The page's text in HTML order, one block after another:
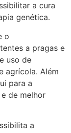
a cura
genética.
o
a pragas e
uso de
agrícola. Além
para a
de melhor
a